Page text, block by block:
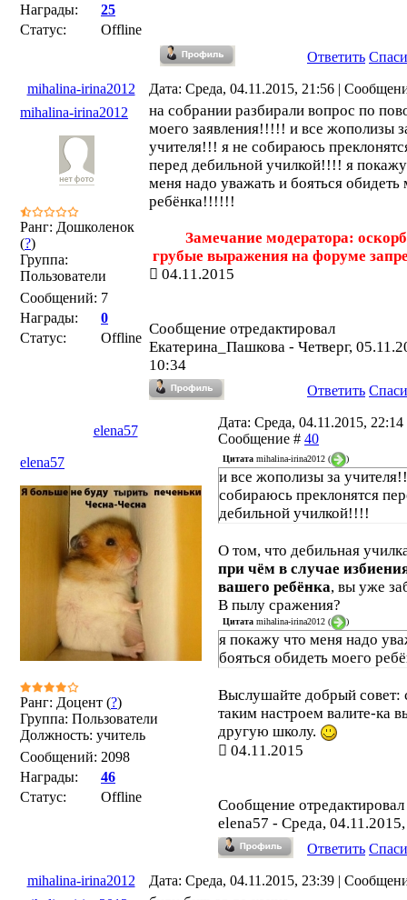
Награды:
25
Статус:
Offline
Ответить
mihalina-irina2012
Дата: Среда, 04.11.2015, 21:56 |
mihalina-irina2012
Ранг: Дошколенок
(?)
Группа:
Пользователи
Сообщений: 7
Награды:
0
Статус:
Offline
на собрании разбирали вопрос по
моего заявления!!!!! и все жополизы
учителя!!! я не собираюсь
перед дебильной училкой!!!! я
меня надо уважать и бояться обидеть
ребёнка!!!!!!
Замечание модератора:
грубые выражения на форуме
04.11.2015
Сообщение отредактировал
Екатерина_Пашкова - Четверг,
10:34
Ответить
elena57
Дата: Среда, 04.11.2015, 22:14
Сообщение # 40
elena57
Ранг: Доцент (?)
Группа: Пользователи
Должность: учитель
Сообщений: 2098
Награды:
46
Статус:
Offline
Цитата mihalina-irina2012 ( )
и все жополизы за
собираюсь преклонятся
дебильной училкой!!!!
О том, что дебильная
при чём в случае
вашего ребёнка, вы уже
В пылу сражения?
Цитата mihalina-irina2012 ( )
я покажу что меня надо
бояться обидеть моего
Выслушайте добрый совет:
таким настроем валите-ка
другую школу.
04.11.2015
Сообщение отредактировал
elena57 - Среда,
Ответить
mihalina-irina2012
Дата: Среда, 04.11.2015, 23:39 |